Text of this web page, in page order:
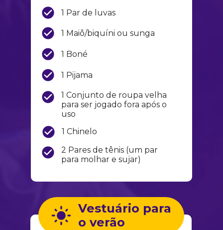
Vestuário para
o verão
1 Par de luvas
1 Maiô/biquíni ou sunga
1 Boné
1 Pijama
1 Conjunto de roupa velha
para ser jogado fora após o
uso
1 Chinelo
2 Pares de tênis (um par
para molhar e sujar)